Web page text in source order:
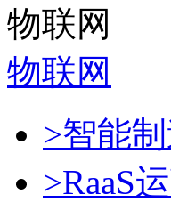
物联网
物联网
>智能
>RaaS